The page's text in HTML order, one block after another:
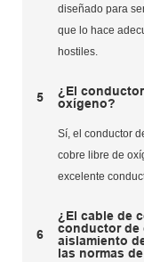
diseñado para
que lo hace
hostiles.
5
¿El
oxígeno?
Sí, el conductor
cobre libre de
excelente
6
¿El cable de
conductor de
aislamiento
las normas